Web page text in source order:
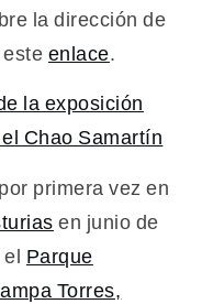
la dirección de
enlace.
primera vez en
en junio de
Parque
Torres,